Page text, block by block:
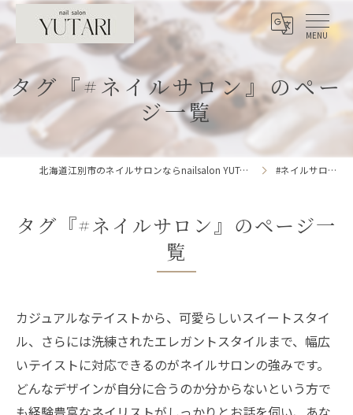
タグ『#ネイルサロン』のペー
ジ一覧
北海道江別市のネイルサロンならnailsalon YUTARI #ネイルサロン
タグ『#ネイルサロン』のページ一
覧
カジュアルなテイストから、可愛らしいスイートスタイ
ル、さらには洗練されたエレガントスタイルまで、幅広
いテイストに対応できるのがネイルサロンの強みです。
どんなデザインが自分に合うのか分からないという方で